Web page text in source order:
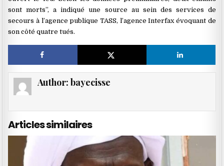
sont morts’’, a indiqué une source au sein des services de
secours à l’agence publique TASS, l’agence Interfax évoquant de
son côté quatre tués.
Author: bayecisse
Articles similaires